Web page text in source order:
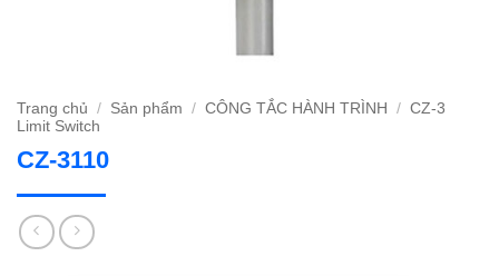
Trang chủ / Sản phẩm / CÔNG TẮC HÀNH TRÌNH / CZ-3
Limit Switch
CZ-3110